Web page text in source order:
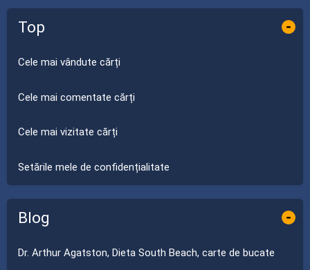
Top -
Cele mai vândute cărți
Cele mai comentate cărți
Cele mai vizitate cărți
Setările mele de confidențialitate
Blog -
Dr. Arthur Agatston, Dieta South Beach, carte de bucate